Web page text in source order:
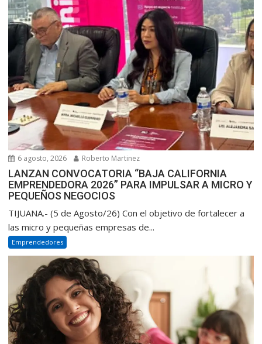
6 agosto, 2026 Roberto Martinez
LANZAN CONVOCATORIA “BAJA CALIFORNIA
EMPRENDEDORA 2026” PARA IMPULSAR A MICRO Y
PEQUEÑOS NEGOCIOS
TIJUANA.- (5 de Agosto/26) Con el objetivo de fortalecer a
las micro y pequeñas empresas de...
Emprendedores